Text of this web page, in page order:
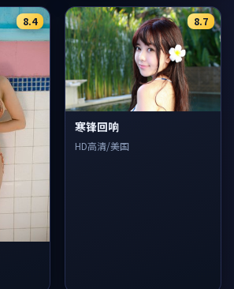
8.4 8.7
寒锋回响
HD高清/美国